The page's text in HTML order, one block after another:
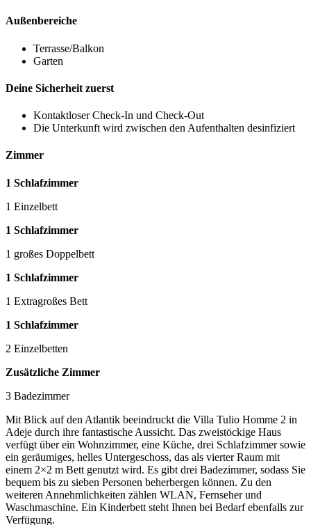
Außenbereiche
Terrasse/Balkon
Garten
Deine Sicherheit zuerst
Kontaktloser Check-In und Check-Out
Die Unterkunft wird zwischen den Aufenthalten desinfiziert
Zimmer
1 Schlafzimmer
1 Einzelbett
1 Schlafzimmer
1 großes Doppelbett
1 Schlafzimmer
1 Extragroßes Bett
1 Schlafzimmer
2 Einzelbetten
Zusätzliche Zimmer
3 Badezimmer
Mit Blick auf den Atlantik beeindruckt die Villa Tulio Homme 2 in
Adeje durch ihre fantastische Aussicht. Das zweistöckige Haus
verfügt über ein Wohnzimmer, eine Küche, drei Schlafzimmer sowie
ein geräumiges, helles Untergeschoss, das als vierter Raum mit
einem 2×2 m Bett genutzt wird. Es gibt drei Badezimmer, sodass Sie
bequem bis zu sieben Personen beherbergen können. Zu den
weiteren Annehmlichkeiten zählen WLAN, Fernseher und
Waschmaschine. Ein Kinderbett steht Ihnen bei Bedarf ebenfalls zur
Verfügung.